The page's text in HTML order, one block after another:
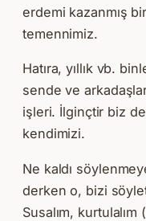
erdemi kazanmış
temennimiz.
Hatıra, yıllık vb.
sende ve
işleri. İlginçtir biz
kendimizi.
Ne kaldı
derken o, bizi
Susalım, kurtulalım